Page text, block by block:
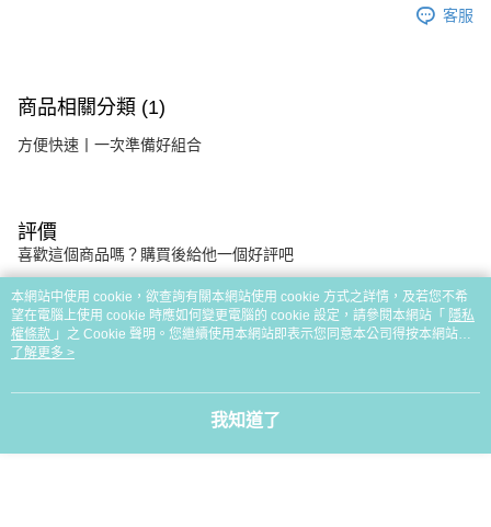
客服
商品相關分類 (1)
方便快速丨一次準備好組合
評價
喜歡這個商品嗎？購買後給他一個好評吧
本分類熱銷全站排行
本網站中使用 cookie，欲查詢有關本網站使用 cookie 方式之詳情，及若您不希
望在電腦上使用 cookie 時應如何變更電腦的 cookie 設定，請參閱本網站「 隱私
權條款 」之 Cookie 聲明。您繼續使用本網站即表示您同意本公司得按本網站使
用條款之 Cookie 聲明使用 cookie。
了解更多 >
我知道了